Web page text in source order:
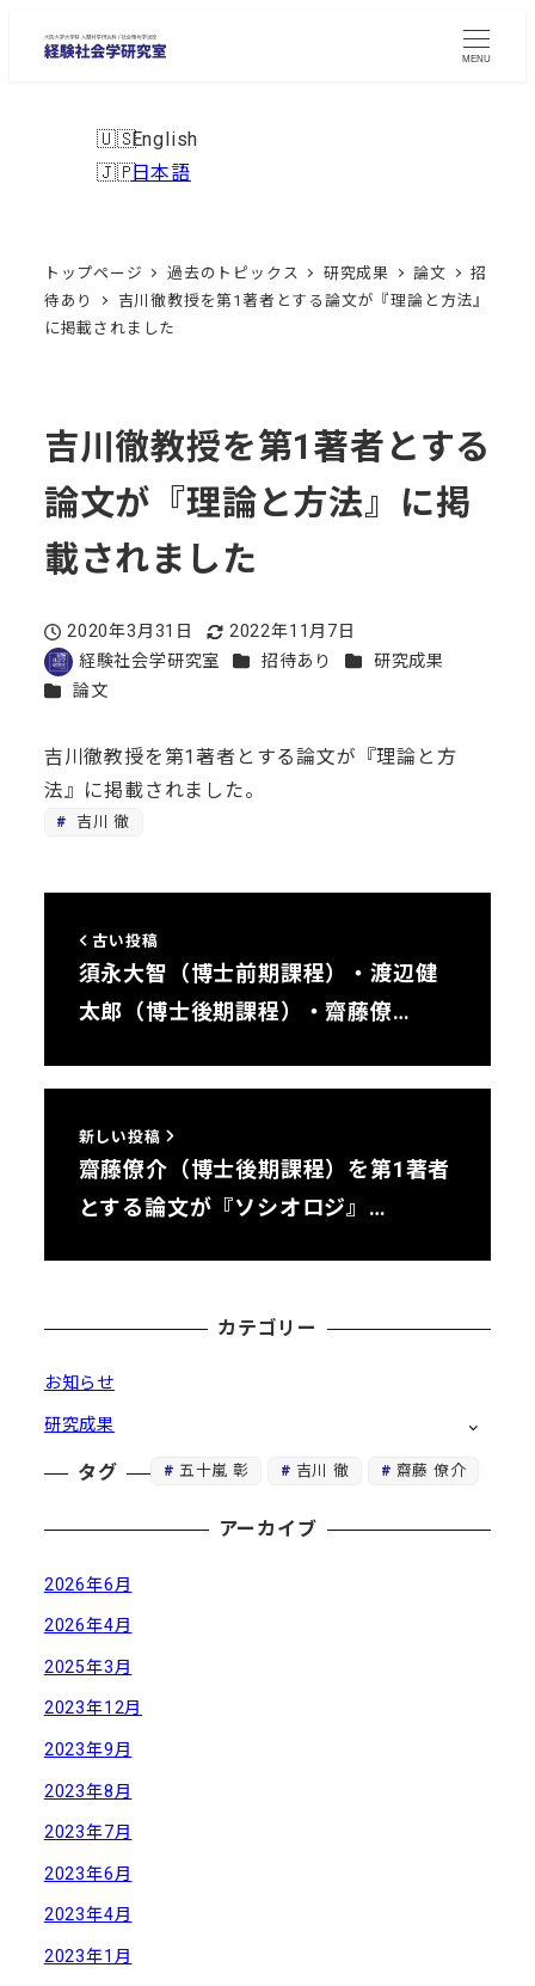
MENU
English
日本語
トップページ 過去のトピックス 研究成果 論文
招
待あり
吉川徹教授を第1著者とする論文が『理論と方法』
に掲載されました
吉川徹教授を第1著者とする
論文が『理論と方法』に掲
載されました
投稿日
2020年3月31日
更新日
2022年11月7日
著
者
経験社会学研究室 カテゴリー
招待あり カテゴリー
研究成果
カテゴリー
論文
吉川徹教授を第1著者とする論文が『理論と方
法』に掲載されました。
吉川 徹
古い投稿
須永大智（博士前期課程）・渡辺健
太郎（博士後期課程）・齋藤僚…
新しい投稿
齋藤僚介（博士後期課程）を第1著者
とする論文が『ソシオロジ』…
カテゴリー
お知らせ
研究成果
タグ 五十嵐 彰 吉川 徹 齋藤 僚介
アーカイブ
2026年6月
2026年4月
2025年3月
2023年12月
2023年9月
2023年8月
2023年7月
2023年6月
2023年4月
2023年1月